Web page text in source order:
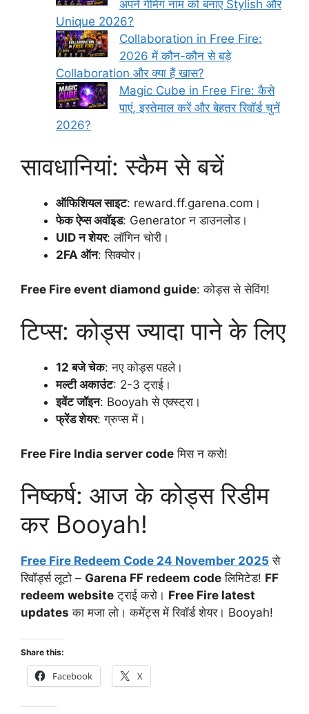
अपने गेमिंग नाम को बनाएं Stylish और
Unique 2026?
Collaboration in Free Fire:
2026 में कौन-कौन से बड़े
Collaboration और क्या हैं खास?
Magic Cube in Free Fire: कैसे
पाएं, इस्तेमाल करें और बेहतर रिवॉर्ड चुनें
2026?
सावधानियां: स्कैम से बचें
ऑफिशियल साइट: reward.ff.garena.com।
फेक ऐप्स अवॉइड: Generator न डाउनलोड।
UID न शेयर: लॉगिन चोरी।
2FA ऑन: सिक्योर।
Free Fire event diamond guide: कोड्स से सेविंग!
टिप्स: कोड्स ज्यादा पाने के लिए
12 बजे चेक: नए कोड्स पहले।
मल्टी अकाउंट: 2-3 ट्राई।
इवेंट जॉइन: Booyah से एक्स्ट्रा।
फ्रेंड शेयर: ग्रुप्स में।
Free Fire India server code मिस न करो!
निष्कर्ष: आज के कोड्स रिडीम
कर Booyah!
Free Fire Redeem Code 24 November 2025 से
रिवॉर्ड्स लूटो – Garena FF redeem code लिमिटेड! FF
redeem website ट्राई करो। Free Fire latest
updates का मजा लो। कमेंट्स में रिवॉर्ड शेयर। Booyah!
Share this:
Facebook X